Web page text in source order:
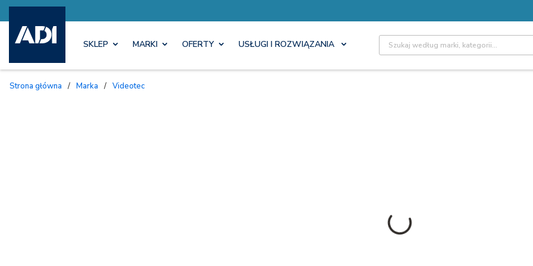
SKLEP MARKI OFERTY USŁUGI I ROZWIĄZANIA Site Search
Strona główna / Marka / Videotec